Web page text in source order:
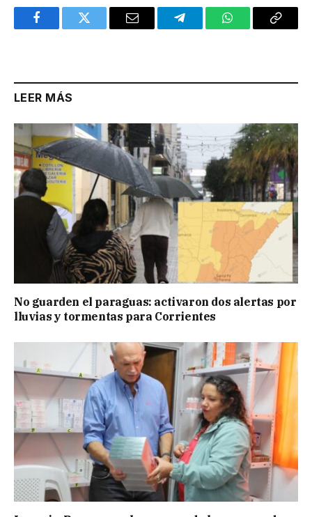
FacebookTwitter Email TelegramWhatsAppCopy
LEER MÁS
No guarden el paraguas: activaron dos alertas por
lluvias y tormentas para Corrientes